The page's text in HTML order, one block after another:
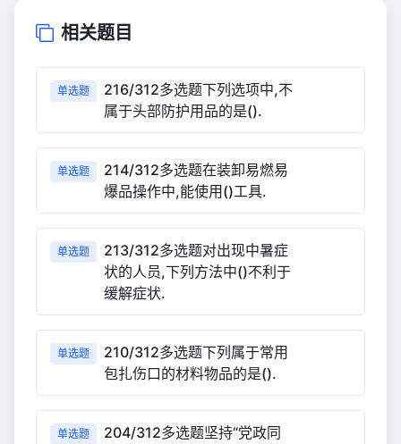
相关题目
单选题
216/312多选题下列选项中,不
属于头部防护用品的是().
单选题
214/312多选题在装卸易燃易
爆品操作中,能使用()工具.
单选题
213/312多选题对出现中暑症
状的人员,下列方法中()不利于
缓解症状.
单选题
210/312多选题下列属于常用
包扎伤口的材料物品的是().
单选题
204/312多选题坚持“党政同